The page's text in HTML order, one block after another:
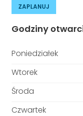
ZAPLANUJ
Godziny
Poniedziałek
Wtorek
Środa
Czwartek